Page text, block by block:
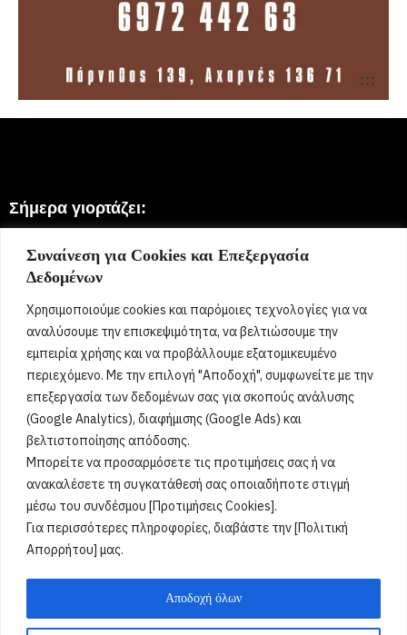
Συναίνεση για Cookies και Επεξεργασία
Δεδομένων
Χρησιμοποιούμε cookies και παρόμοιες τεχνολογίες για να
αναλύσουμε την επισκεψιμότητα, να βελτιώσουμε την
εμπειρία χρήσης και να προβάλλουμε εξατομικευμένο
περιεχόμενο. Με την επιλογή "Αποδοχή", συμφωνείτε με την
επεξεργασία των δεδομένων σας για σκοπούς ανάλυσης
(Google Analytics), διαφήμισης (Google Ads) και
βελτιστοποίησης απόδοσης.
Μπορείτε να προσαρμόσετε τις προτιμήσεις σας ή να
ανακαλέσετε τη συγκατάθεσή σας οποιαδήποτε στιγμή
μέσω του συνδέσμου [Προτιμήσεις Cookies].
Για περισσότερες πληροφορίες, διαβάστε την [Πολιτική
Απορρήτου] μας.
Αποδοχή όλων
Σήμερα γιορτάζει:
7 Αυγούστου 2026
Αστέριος, Αστέρης, Αστρής, Αστέρω, Αστερία, Αστρούλα,
Αστρινή, Αστερινή, Αστρινός, Αστερινός, Νικάνωρ,
Νικάνορας[...]
Όροι Χρήσης
Πολιτική Ορθής Χρήσης
Email : info@acharnestimes.gr